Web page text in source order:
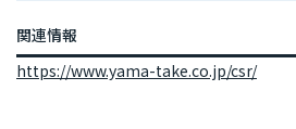
関連情報
https://www.yama-take.co.jp/csr/